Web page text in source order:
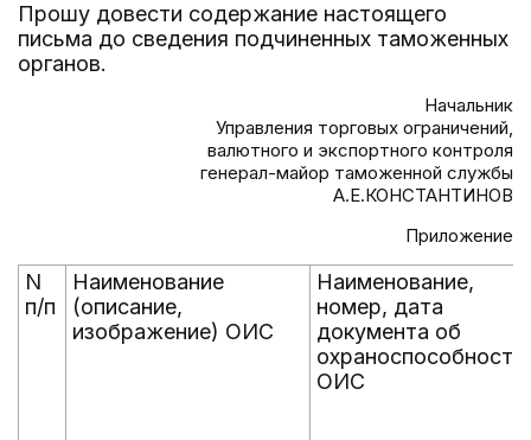
Прошу довести содержание настоящего
письма до сведения подчиненных таможенных
органов.
Начальник
Управления торговых ограничений,
валютного и экспортного контроля
генерал-майор таможенной службы
А.Е.КОНСТАНТИНОВ
Приложение
N
п/п
Наименование
(описание,
изображение) ОИС
Наименование,
номер, дата
документа об
охраноспособности
ОИС